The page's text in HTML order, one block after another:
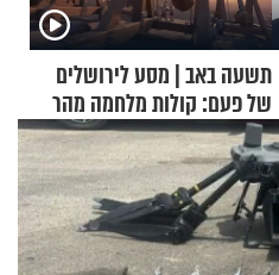
תשעה באב | מסע לירושלים
של פעם: קולות מלחמה מהר
הזיתים